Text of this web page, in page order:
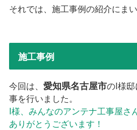
それでは、施工事例の紹介にま
施工事例
今回は、 愛知県名古屋市のI様
事を行いました。
I様、みんなのアンテナ工事屋さ
ありがとうございます！